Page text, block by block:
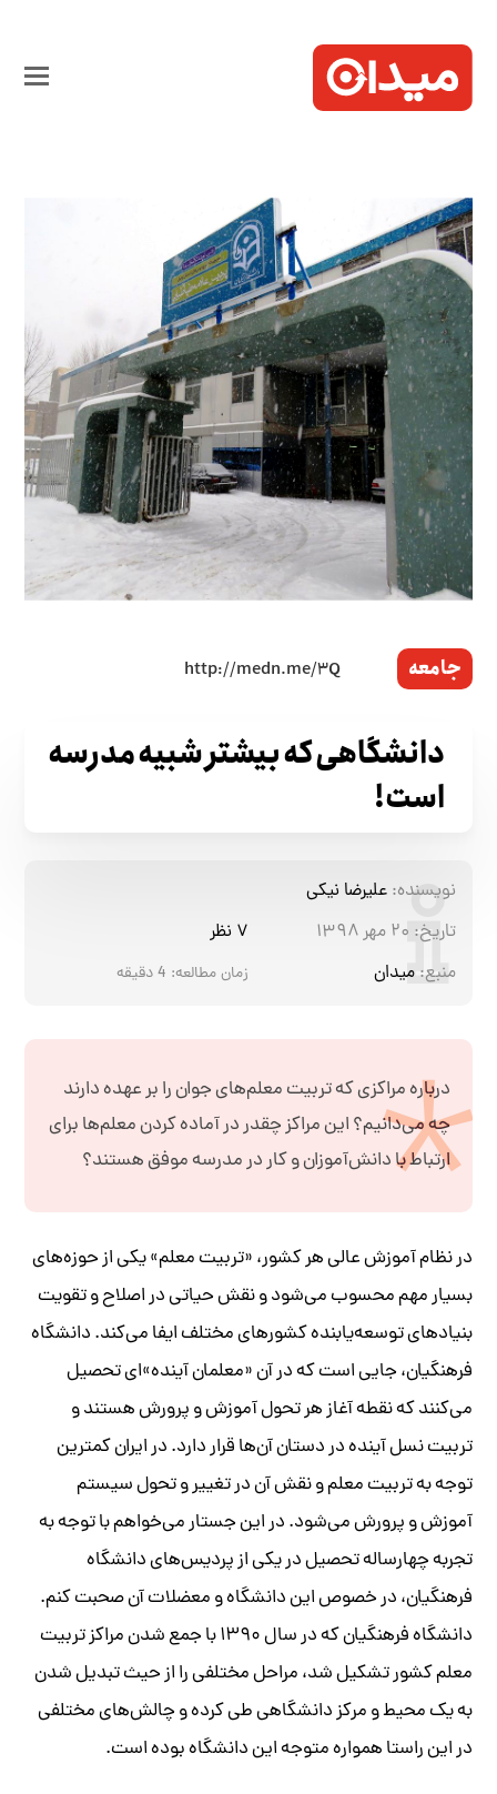
جامعه
دانشگاهی که بیشتر شبیه مدرسه
است!
نویسنده: علیرضا نیکی
تاریخ: ۲۰ مهر ۱۳۹۸
۷ نظر
منبع: میدان زمان مطالعه: 4دقیقه
درباره مراکزی که تربیت معلم‌های جوان را بر عهده دارند
چه می‌دانیم؟ این مراکز چقدر در آماده کردن معلم‌ها برای
ارتباط با دانش‌آموزان و کار در مدرسه موفق هستند؟
در نظام آموزش عالی هر کشور، «تربیت معلم» یکی از حوزه‌های
بسیار مهم محسوب می‌شود و نقش حیاتی در اصلاح و تقویت
بنیاد‌‌های توسعه‌یابنده‌ کشور‌‌های مختلف ایفا می‌کند. دانشگاه
فرهنگیان، جایی است که در آن «معلمان آینده‌»ای تحصیل
می‌کنند که نقطه آغاز هر تحول آموزش و پرورش هستند و
تربیت نسل آینده در دستان آن‌ها قرار دارد. در ایران کمترین
توجه به تربیت معلم و نقش آن در تغییر و تحول سیستم
آموزش و پرورش می‌شود. در این جستار می‌خواهم با توجه به
تجربه چهارساله تحصیل در یکی از پردیس‌های دانشگاه
فرهنگیان، در خصوص این دانشگاه و معضلات آن صحبت کنم.
دانشگاه فرهنگیان که در سال ۱۳۹۰‌ با جمع شدن مراکز تربیت
معلم کشور تشکیل شد، مراحل مختلفی را از حیث تبدیل شدن
به یک محیط و مرکز دانشگاهی طی کرده و چالش‌های مختلفی
در این راستا همواره متوجه این دانشگاه بوده است.